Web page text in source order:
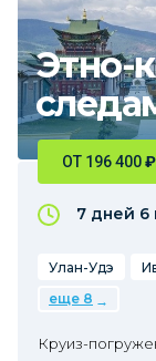
Этно-
ОТ 196 400₽
7 дней 6
Улан-Удэ
еще 8
Круиз-